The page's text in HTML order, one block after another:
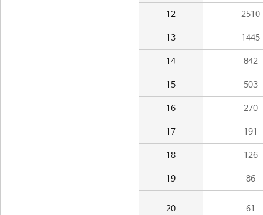
12 2510
13 1445
14 842
15 503
16 270
17 191
18 126
19 86
20 61